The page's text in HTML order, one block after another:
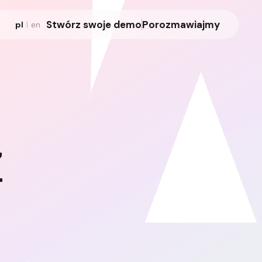
pl | en Stwórz swoje demoPorozmawiajmy